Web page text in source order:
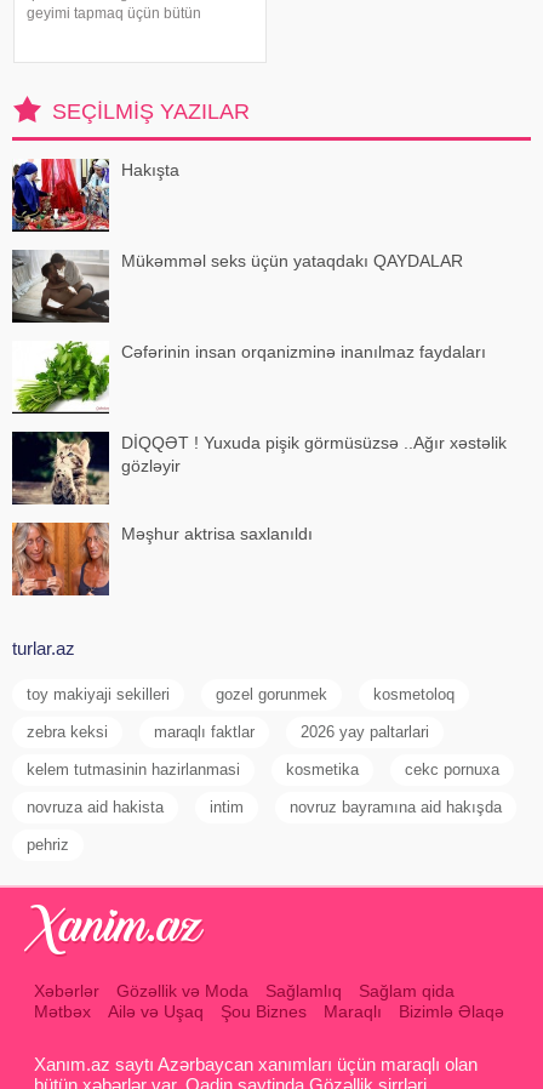
geyimi tapmaq üçün bütün
SEÇILMIŞ YAZILAR
Hakışta
Mükəmməl seks üçün yataqdakı QAYDALAR
Cəfərinin insan orqanizminə inanılmaz faydaları
DİQQƏT ! Yuxuda pişik görmüsüzsə ..Ağır xəstəlik
gözləyir
Məşhur aktrisa saxlanıldı
turlar.az
toy makiyaji sekilleri gozel gorunmek kosmetoloq
zebra keksi maraqlı faktlar 2026 yay paltarlari
kelem tutmasinin hazirlanmasi kosmetika cekc pornuxa
novruza aid hakista intim novruz bayramına aid hakışda
pehriz
Xəbərlər Gözəllik və Moda Sağlamlıq
Sağlam qida
Mətbəx
Ailə və Uşaq Şou Biznes Maraqlı Bizimlə Əlaqə
Xanım.az saytı Azərbaycan xanımları üçün maraqlı olan
bütün xəbərlər var. Qadin saytinda Gözəllik sirrləri ,